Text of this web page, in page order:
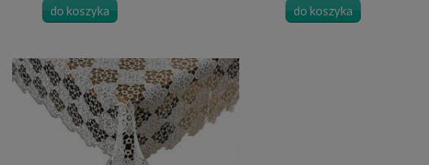
do koszyka do koszyka